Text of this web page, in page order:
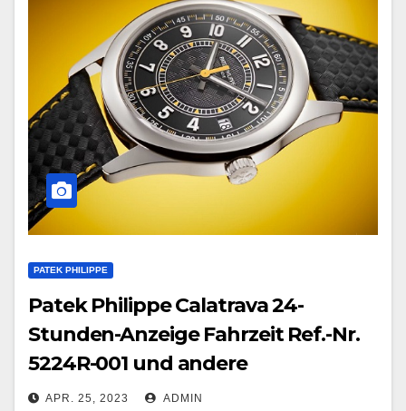
PATEK PHILIPPE
Patek Philippe Calatrava 24-
Stunden-Anzeige Fahrzeit Ref.-Nr.
5224R-001 und andere
APR. 25, 2023 ADMIN